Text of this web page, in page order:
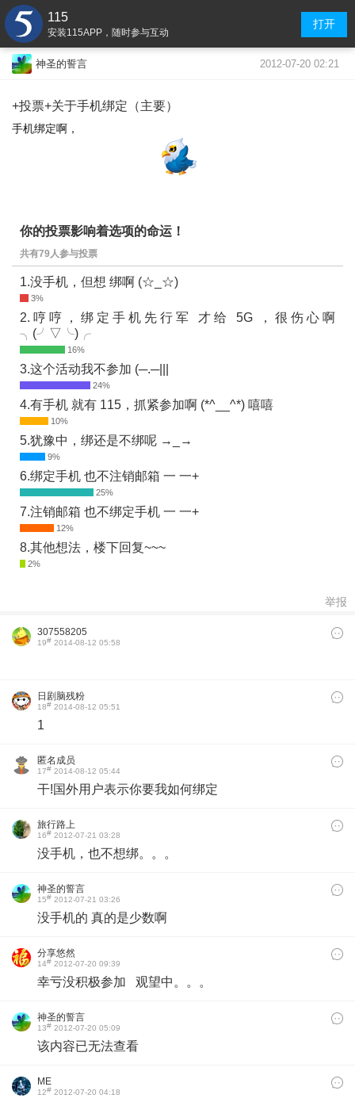
115
安装115APP，随时参与互动
打开
神圣的誓言 2012-07-20 02:21
+投票+关于手机绑定（主要）
手机绑定啊，
你的投票影响着选项的命运！
共有79人参与投票
1.没手机，但想 绑啊 (☆_☆)
2.哼哼，绑定手机先行军 才给 5G ，很伤心啊
╮(╯▽╰)╭
3.这个活动我不参加 (─.─|||
4.有手机 就有 115，抓紧参加啊 (*^__^*) 嘻嘻
5.犹豫中，绑还是不绑呢 →_→
6.绑定手机 也不注销邮箱 一 一+
7.注销邮箱 也不绑定手机 一 一+
8.其他想法，楼下回复~~~
举报
307558205
19# 2014-08-12 05:58
日剧脑残粉
18# 2014-08-12 05:51
1
匿名成员
17# 2014-08-12 05:44
干!国外用户表示你要我如何绑定
旅行路上
16# 2012-07-21 03:28
没手机，也不想绑。。。
神圣的誓言
15# 2012-07-21 03:26
没手机的 真的是少数啊
分享悠然
14# 2012-07-20 09:39
幸亏没积极参加 观望中。。。
神圣的誓言
13# 2012-07-20 05:09
该内容已无法查看
ME
12# 2012-07-20 04:18